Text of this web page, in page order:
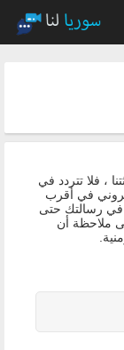
، فلا تتردد في
في أقرب
في رسالتك حتى
ملاحظة أن